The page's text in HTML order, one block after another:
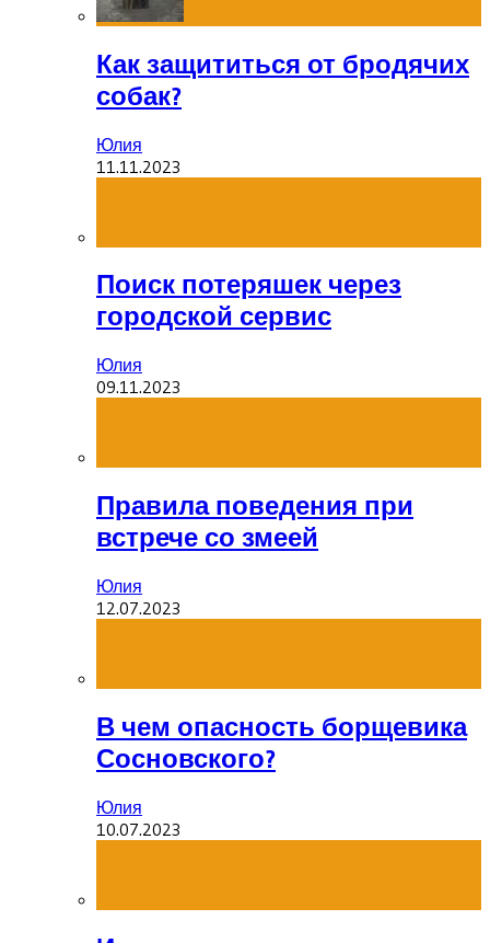
Как защититься от бродячих
собак?
Юлия
11.11.2023
Поиск потеряшек через
городской сервис
Юлия
09.11.2023
Правила поведения при
встрече со змеей
Юлия
12.07.2023
В чем опасность борщевика
Сосновского?
Юлия
10.07.2023